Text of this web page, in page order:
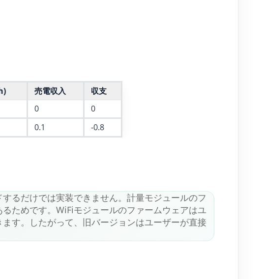
売電収入
収支
0
0
0.1 -0.8
るだけでは実装できません。計量モジュールのフ
ためです。WiFiモジュールのファームウェアはユ
す。したがって、旧バージョンはユーザーが直接